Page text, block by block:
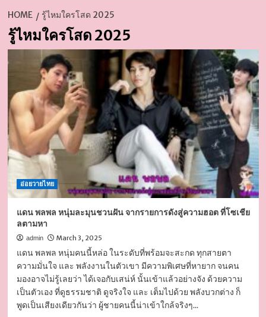
HOME รู้ไหมใครโสด 2025
รู้ไหมใครโสด 2025
อ่อยวายไทย
แดน พลพล หนุ่มละมุนชวนฝัน จากรายการดังสู่ความฮอต ที่โซเชีย
ลตามหา
admin March 3, 2025
แดน พลพล หนุ่มคนนี้หล่อ ในระดับที่พร้อมจะสะกด ทุกสายตา
ความมั่นใจ และ พลังงานในตัวเขา มีความพิเศษที่หายาก จนคน
มองอาจไม่รู้เลยว่า ได้เจอกับเสน่ห์ นั้นเข้าแล้วอย่างจัง ด้วยความ
เป็นตัวเอง ที่ดูธรรมชาติ ดูจริงใจ และ เต็มไปด้วย พลังบวกต่าง ก็
พูดเป็นเสียงเดียวกันว่า ผู้ชายคนนี้น่าเข้าใกล้จริงๆ...